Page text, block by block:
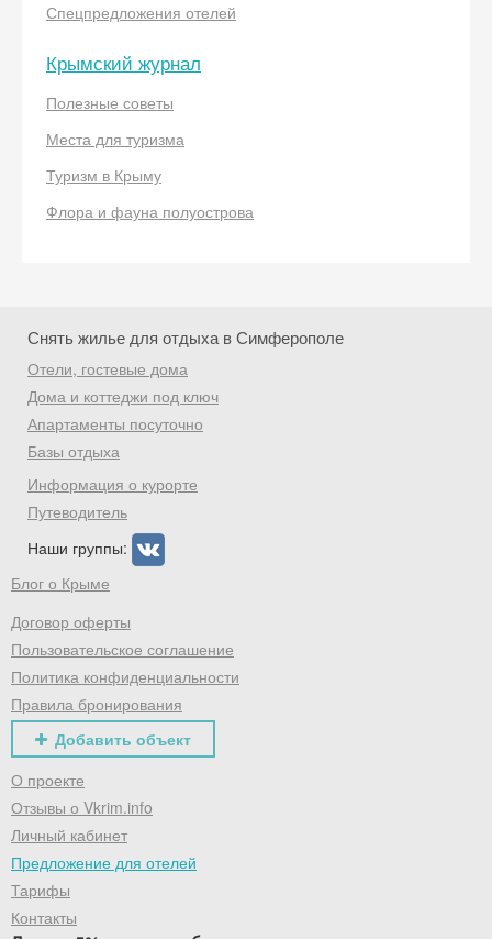
Спецпредложения отелей
Крымский журнал
Полезные советы
Места для туризма
Туризм в Крыму
Флора и фауна полуострова
Снять жилье для отдыха в Симферополе
Отели, гостевые дома
Дома и коттеджи под ключ
Апартаменты посуточно
Базы отдыха
Информация о курорте
Путеводитель
Наши группы:
Блог о Крыме
Договор оферты
Пользовательское соглашение
Политика конфиденциальности
Правила бронирования
Добавить объект
О проекте
Отзывы о Vkrim.info
Личный кабинет
Предложение для отелей
Тарифы
Контакты
Скидка −5%
Хочешь дешевле? Оставь почту и получи
промокод на первое бронирование!